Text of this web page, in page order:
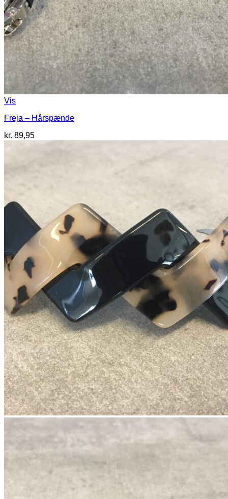
Vis
Freja – Hårspænde
kr. 89,95